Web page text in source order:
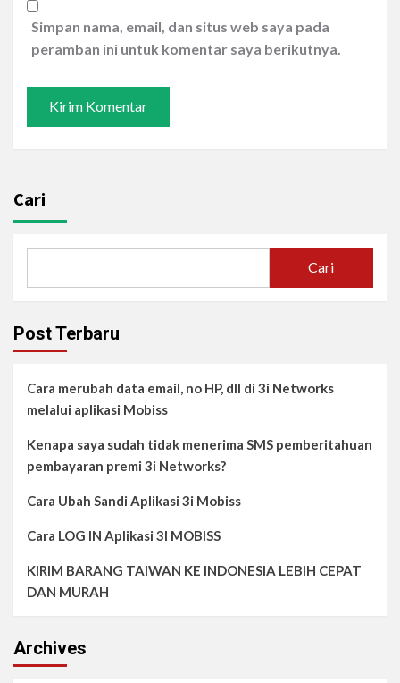
Simpan nama, email, dan situs web saya pada
peramban ini untuk komentar saya berikutnya.
Cari
Cari
Post Terbaru
Cara merubah data email, no HP, dll di 3i Networks
melalui aplikasi Mobiss
Kenapa saya sudah tidak menerima SMS pemberitahuan
pembayaran premi 3i Networks?
Cara Ubah Sandi Aplikasi 3i Mobiss
Cara LOG IN Aplikasi 3I MOBISS
KIRIM BARANG TAIWAN KE INDONESIA LEBIH CEPAT
DAN MURAH
Archives